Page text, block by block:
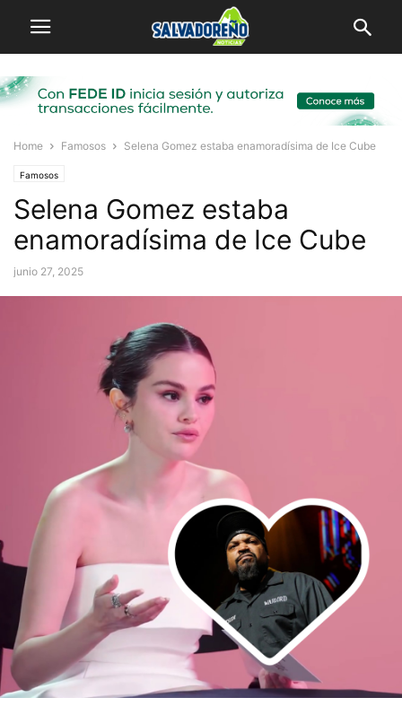
Home Famosos Selena Gomez estaba enamoradísima de Ice Cube
Famosos
Selena Gomez estaba
enamoradísima de Ice Cube
junio 27, 2025